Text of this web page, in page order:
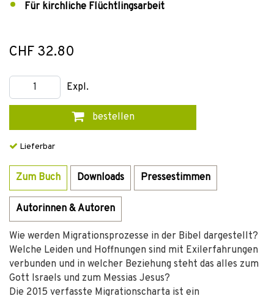
Für kirchliche Flüchtlingsarbeit
CHF 32.80
Expl.
bestellen
Lieferbar
Zum Buch Downloads Pressestimmen
Autorinnen & Autoren
Wie werden Migrationsprozesse in der Bibel dargestellt?
Welche Leiden und Hoffnungen sind mit Exilerfahrungen
verbunden und in welcher Beziehung steht das alles zum
Gott Israels und zum Messias Jesus?
Die 2015 verfasste Migrationscharta ist ein